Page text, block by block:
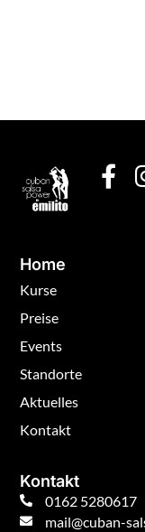
Home
Kurse
Preise
Events
Standorte
Aktuelles
Kontakt
Kontakt
0162 5280617
mail@cuban-